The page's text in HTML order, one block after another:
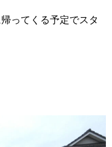
ってくる予定でスタ